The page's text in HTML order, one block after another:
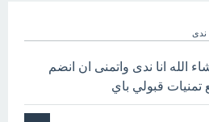
ندى
الله انا ندى واتمنى ان انضم
قبولي باي